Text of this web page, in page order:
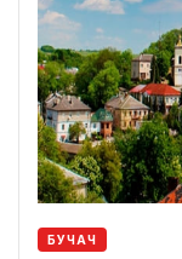
БУЧАЧ